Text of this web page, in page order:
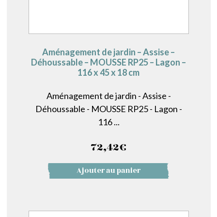
Aménagement de jardin – Assise –
Déhoussable – MOUSSE RP25 – Lagon –
116 x 45 x 18 cm
Aménagement de jardin - Assise -
Déhoussable - MOUSSE RP25 - Lagon -
116 ...
72,42€
Ajouter au panier